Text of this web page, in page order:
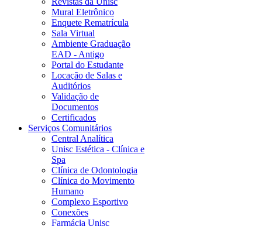
Mural Eletrônico
Enquete Rematrícula
Sala Virtual
Ambiente Graduação
EAD - Antigo
Portal do Estudante
Locação de Salas e
Auditórios
Validação de
Documentos
Certificados
Serviços Comunitários
Central Analítica
Unisc Estética - Clínica e
Spa
Clínica de Odontologia
Clínica do Movimento
Humano
Complexo Esportivo
Conexões
Farmácia Unisc